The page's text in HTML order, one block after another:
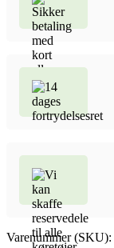
Varenummer (SKU):